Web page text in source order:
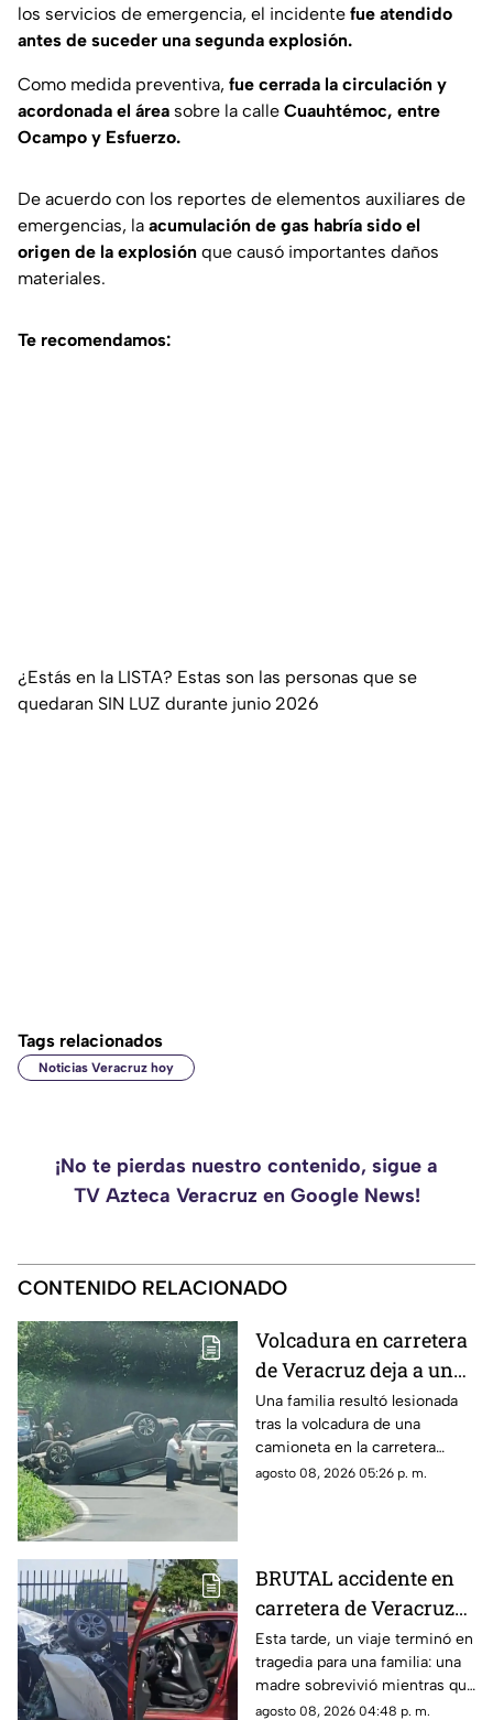
los servicios de emergencia, el incidente fue atendido
antes de suceder una segunda explosión.
Como medida preventiva, fue cerrada la circulación y
acordonada el área sobre la calle Cuauhtémoc, entre
Ocampo y Esfuerzo.
De acuerdo con los reportes de elementos auxiliares de
emergencias, la acumulación de gas habría sido el
origen de la explosión que causó importantes daños
materiales.
Te recomendamos:
¿Estás en la LISTA? Estas son las personas que se
quedaran SIN LUZ durante junio 2026
Tags relacionados
Noticias Veracruz hoy
¡No te pierdas nuestro contenido, sigue a
TV Azteca Veracruz en Google News!
CONTENIDO RELACIONADO
Volcadura en carretera
de Veracruz deja a una
familia lesionada
Una familia resultó lesionada
tras la volcadura de una
camioneta en la carretera
Fortín-Orizaba, donde la
agosto 08, 2026 05:26 p. m.
BRUTAL accidente en
carretera de Veracruz
deja a joven MUERTO y
a su madre gravemente
herida; buscan a sus
Esta tarde, un viaje terminó en
tragedia para una familia: una
madre sobrevivió mientras que
su hijo murió tras el fuerte
agosto 08, 2026 04:48 p. m.